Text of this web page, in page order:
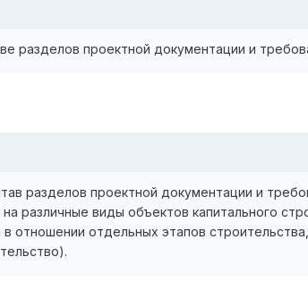
разделов проектной документации и
разделов проектной документации и
различные виды объектов капитального
отношении отдельных этапов